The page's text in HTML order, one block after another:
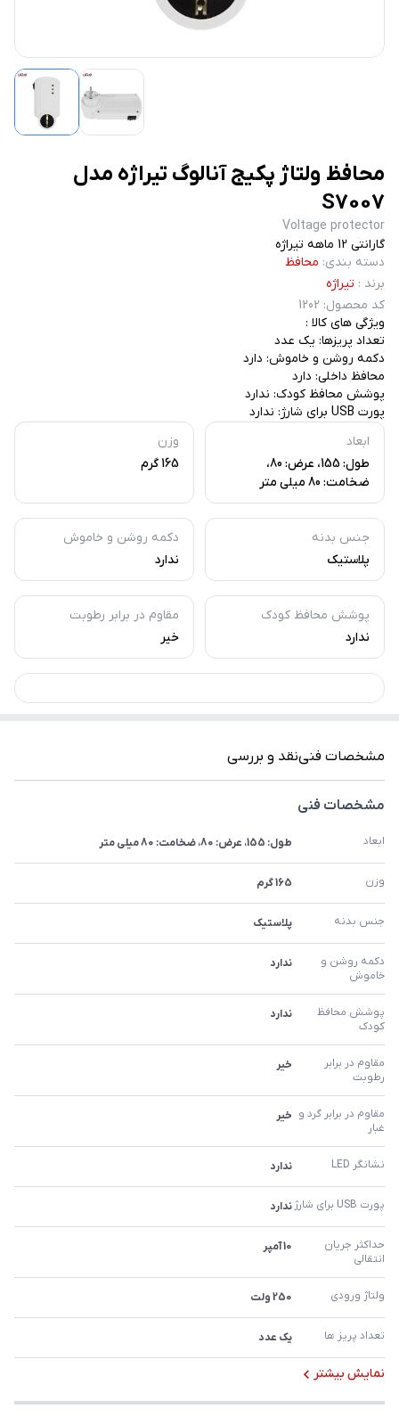
محافظ ولتاژ پکیج آنالوگ تیراژه مدل
S7007
Voltage protector
ابعاد
طول: 155، عرض: 80،
ضخامت: 80 میلی متر
وزن
165 گرم
جنس بدنه
پلاستیک
دکمه روشن و خاموش
ندارد
پوشش محافظ کودک
ندارد
مقاوم در برابر رطوبت
خیر
گارانتی 12 ماهه تیراژه
دسته بندی: محافظ
برند : تیراژه
کد محصول:
1202
ویژگی های کالا :
تعداد پریزها: یک عدد
دکمه روشن و خاموش: دارد
محافظ داخلی: دارد
پوشش محافظ کودک: ندارد
پورت USB برای شارژ: ندارد
مشخصات فنینقد و بررسی
مشخصات فنی
ابعاد طول: 155، عرض: 80، ضخامت: 80 میلی متر
وزن 165 گرم
جنس بدنه پلاستیک
خاموش
ندارد
کودک
ندارد
رطوبت
خیر
غبار
خیر
نشانگر LED ندارد
پورت USB برای شارژ ندارد
انتقالی
10 آمپر
ولتاژ ورودی 250 ولت
تعداد پریز ها یک عدد
نمایش بیشتر